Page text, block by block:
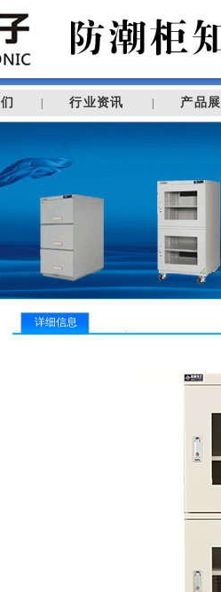
行业资讯 产品
详细信息